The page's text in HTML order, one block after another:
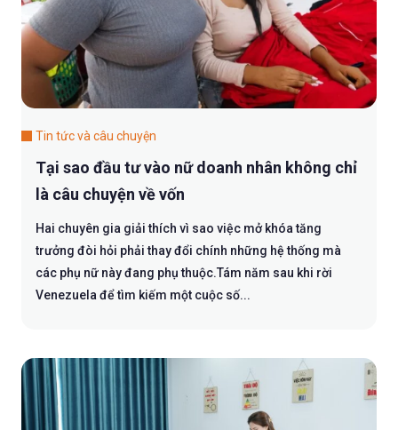
Tin tức và câu chuyện
Tại sao đầu tư vào nữ doanh nhân không chỉ
là câu chuyện về vốn
Hai chuyên gia giải thích vì sao việc mở khóa tăng
trưởng đòi hỏi phải thay đổi chính những hệ thống mà
các phụ nữ này đang phụ thuộc.Tám năm sau khi rời
Venezuela để tìm kiếm một cuộc số...